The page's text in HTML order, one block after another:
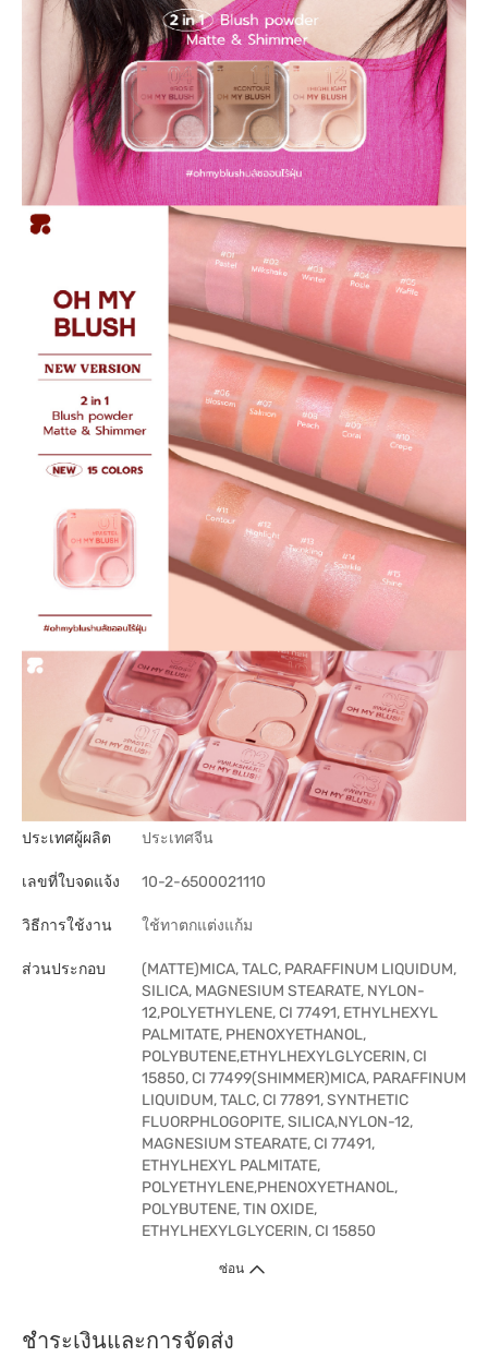
ประเทศผู้ผลิต ประเทศจีน
เลขที่ใบจดแจ้ง 10-2-6500021110
วิธีการใช้งาน ใช้ทาตกแต่งแก้ม
ส่วนประกอบ
(MATTE)MICA, TALC, PARAFFINUM LIQUIDUM,
SILICA, MAGNESIUM STEARATE, NYLON-
12,POLYETHYLENE, CI 77491, ETHYLHEXYL
PALMITATE, PHENOXYETHANOL,
POLYBUTENE,ETHYLHEXYLGLYCERIN, CI
15850, CI 77499(SHIMMER)MICA, PARAFFINUM
LIQUIDUM, TALC, CI 77891, SYNTHETIC
FLUORPHLOGOPITE, SILICA,NYLON-12,
MAGNESIUM STEARATE, CI 77491,
ETHYLHEXYL PALMITATE,
POLYETHYLENE,PHENOXYETHANOL,
POLYBUTENE, TIN OXIDE,
ETHYLHEXYLGLYCERIN, CI 15850
ซ่อน
ชำระเงินและการจัดส่ง